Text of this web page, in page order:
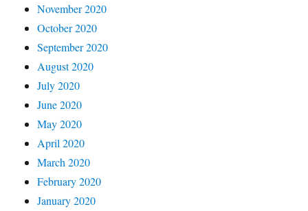
November 2020
October 2020
September 2020
August 2020
July 2020
June 2020
May 2020
April 2020
March 2020
February 2020
January 2020